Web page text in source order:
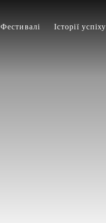
Фестивалі Історії успіху